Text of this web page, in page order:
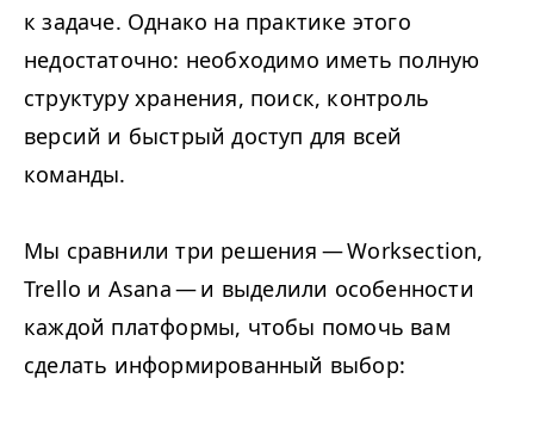
к задаче. Однако на практике этого
недостаточно: необходимо иметь полную
структуру хранения, поиск, контроль
версий и быстрый доступ для всей
команды.
Мы сравнили три решения — Work­sec­tion,
Trel­lo и Asana — и выделили особенности
каждой платформы, чтобы помочь вам
сделать информированный выбор: